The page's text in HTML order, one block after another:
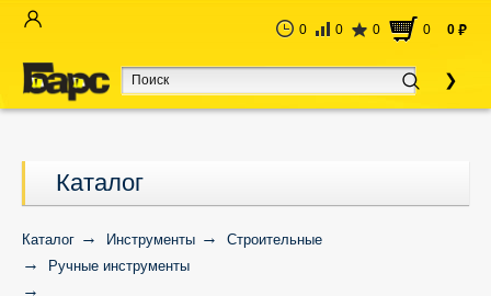
0 0 0 0 0 руб
Каталог
Каталог Инструменты
Строительные
Ручные инструменты